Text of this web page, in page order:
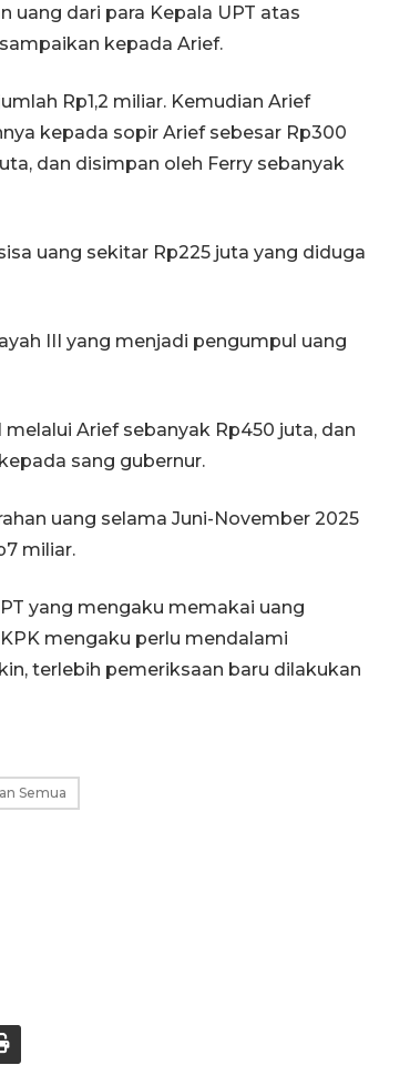
uang dari para Kepala UPT atas
kepada Arief.
Rp1,2 miliar. Kemudian Arief
kepada sopir Arief sebesar Rp300
dan disimpan oleh Ferry sebanyak
uang sekitar Rp225 juta yang diduga
III yang menjadi pengumpul uang
Arief sebanyak Rp450 juta, dan
sang gubernur.
uang selama Juni-November 2025
miliar.
yang mengaku memakai uang
mengaku perlu mendalami
terlebih pemeriksaan baru dilakukan
Semua